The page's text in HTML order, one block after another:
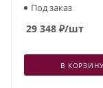
Под заказ
29 348 ₽/шт
В КОРЗИНУ